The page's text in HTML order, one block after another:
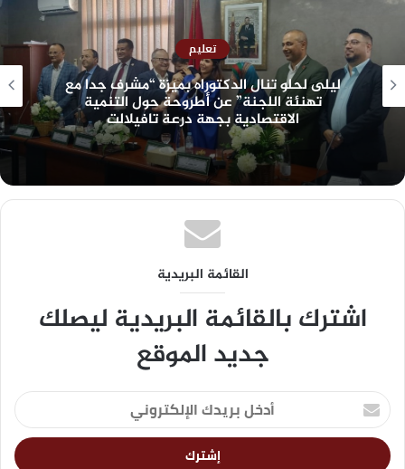
تعليم
ليلى لحلو تنال الدكتوراه بميزة “مشرف جدا مع
تهنئة اللجنة” عن أطروحة حول التنمية
الاقتصادية بجهة درعة تافيلالت
القائمة البريدية
اشترك بالقائمة البريدية ليصلك
جديد الموقع